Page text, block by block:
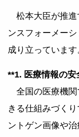
松本大臣が推進
ンスフォーメー
成り立っています
**1. 医療情報の安
全国の医療機関
きる仕組みづく
ントゲン画像や